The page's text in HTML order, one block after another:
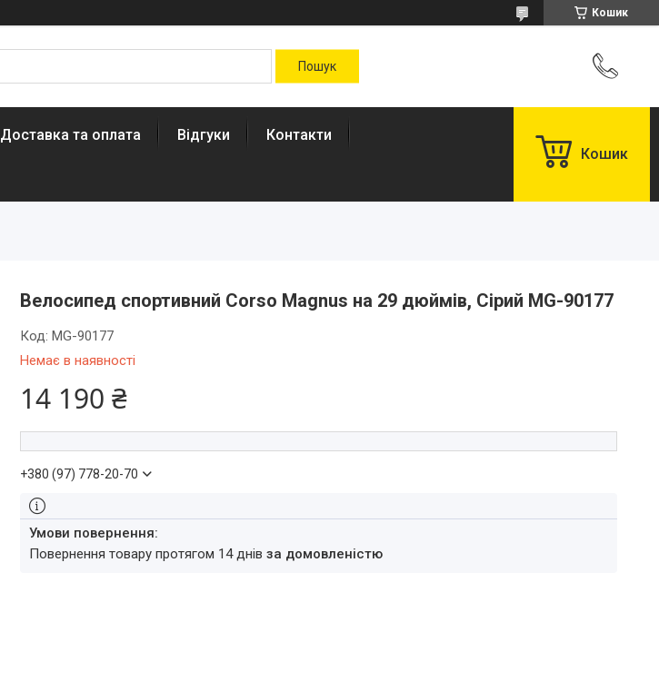
Кошик
Доставка та оплата Відгуки Контакти
Кошик
Велосипед спортивний Corso Magnus на 29 дюймів, Сірий MG-90177
Немає в наявності
Код:MG-90177
14 190 ₴
+380 (97) 778-20-70
повернення товару протягом 14 днівза домовленістю